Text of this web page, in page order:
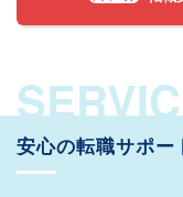
安心の転職サポー